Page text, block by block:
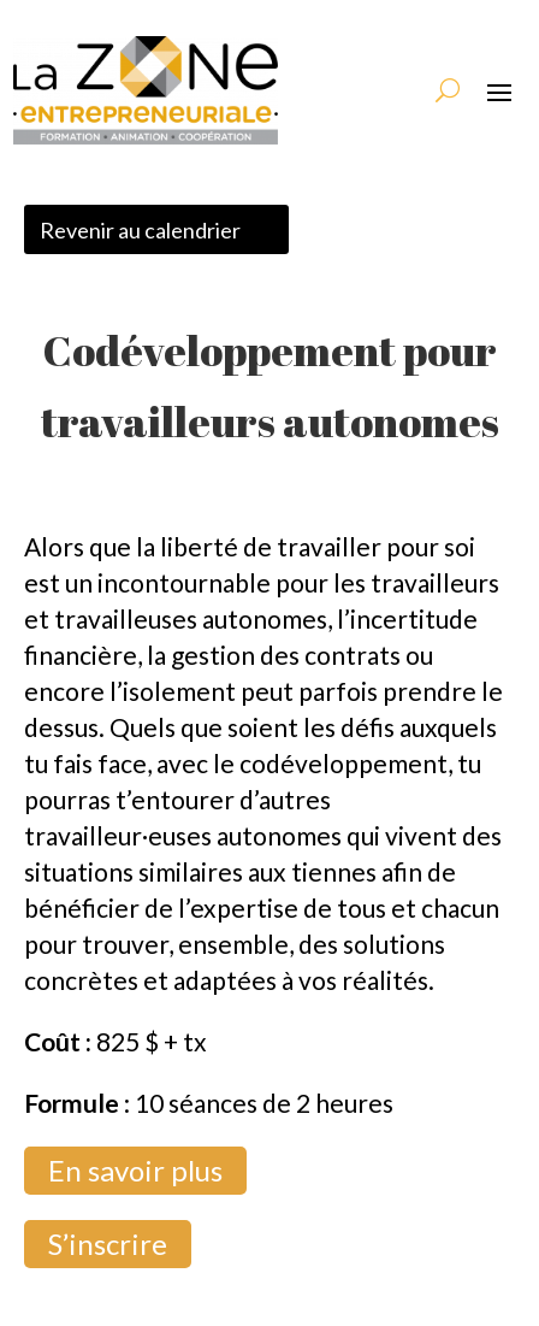
Revenir au calendrier
Codéveloppement pour
travailleurs autonomes
Alors que la liberté de travailler pour soi
est un incontournable pour les travailleurs
et travailleuses autonomes, l’incertitude
financière, la gestion des contrats ou
encore l’isolement peut parfois prendre le
dessus. Quels que soient les défis auxquels
tu fais face, avec le codéveloppement, tu
pourras t’entourer d’autres
travailleur·euses autonomes qui vivent des
situations similaires aux tiennes afin de
bénéficier de l’expertise de tous et chacun
pour trouver, ensemble, des solutions
concrètes et adaptées à vos réalités.
Coût : 825 $ + tx
Formule : 10 séances de 2 heures
En savoir plus
S’inscrire